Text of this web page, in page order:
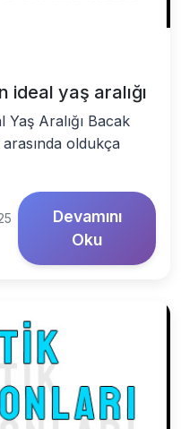
ideal yaş aralığı
Yaş Aralığı Bacak
oldukça
Devamını
Oku